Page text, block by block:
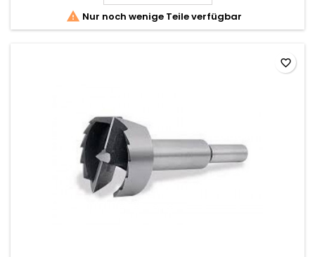
 Nur noch wenige Teile verfügbar
favorite_border